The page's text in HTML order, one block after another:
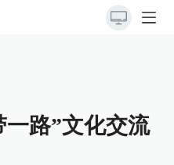
一路”文化交流